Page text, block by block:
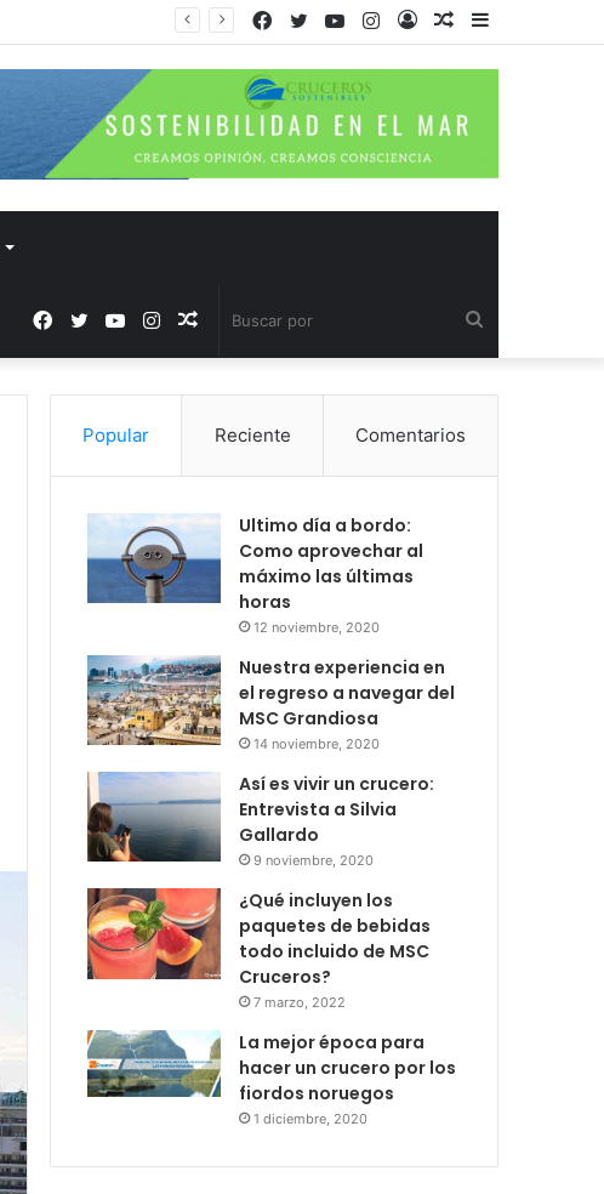
Barra
Publicación
Acceso
Instagram
YouTube
Twitter
Facebook
por
Publicación
al
Instagram
YouTube
Twitter
Facebook
Popular Reciente Comentarios
Ultimo día a bordo:
Como aprovechar al
máximo las últimas
horas
12 noviembre, 2020
Nuestra experiencia en
el regreso a navegar del
MSC Grandiosa
14 noviembre, 2020
Así es vivir un crucero:
Entrevista a Silvia
Gallardo
9 noviembre, 2020
¿Qué incluyen los
paquetes de bebidas
todo incluido de MSC
Cruceros?
7 marzo, 2022
La mejor época para
hacer un crucero por los
fiordos noruegos
1 diciembre, 2020